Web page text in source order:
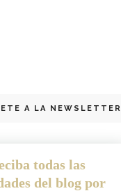
A LA NEWSLETTER
todas las
del blog por